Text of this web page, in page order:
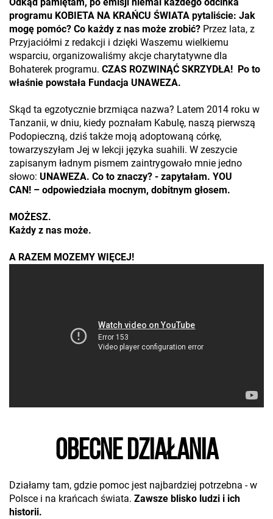
programu KOBIETA NA KRAŃCU ŚWIATA pytaliście: Jak
mogę pomóc? Co każdy z nas może zrobić? Przez lata, z
Przyjaciółmi z redakcji i dzięki Waszemu wielkiemu
wsparciu, organizowaliśmy akcje charytatywne dla
Bohaterek programu. CZAS ROZWINĄĆ SKRZYDŁA! Po to
właśnie powstała Fundacja UNAWEZA.
Skąd ta egzotycznie brzmiąca nazwa? Latem 2014 roku w
Tanzanii, w dniu, kiedy poznałam Kabulę, naszą pierwszą
Podopieczną, dziś także moją adoptowaną córkę,
towarzyszyłam Jej w lekcji języka suahili. W zeszycie
zapisanym ładnym pismem zaintrygowało mnie jedno
słowo: UNAWEZA. Co to znaczy? - zapytałam. YOU
CAN! – odpowiedziała mocnym, dobitnym głosem.
MOŻESZ.
Każdy z nas może.
A RAZEM MOZEMY WIĘCEJ!
OBECNE DZIAŁANIA
Działamy tam, gdzie pomoc jest najbardziej potrzebna - w
Polsce i na krańcach świata. Zawsze blisko ludzi i ich
historii.